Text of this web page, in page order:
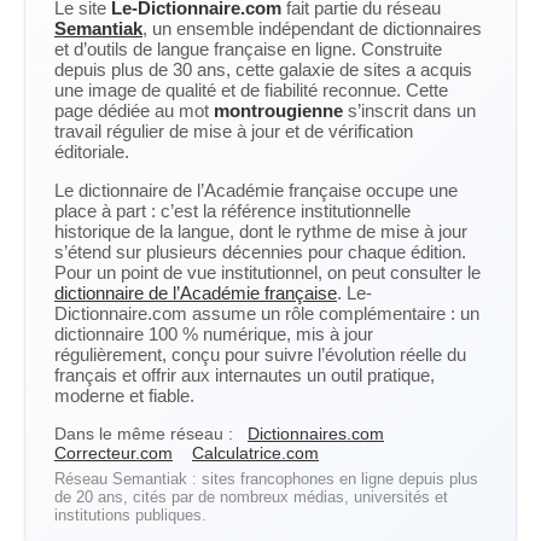
Le site Le-Dictionnaire.com fait partie du réseau
Semantiak, un ensemble indépendant de dictionnaires
et d’outils de langue française en ligne. Construite
depuis plus de 30 ans, cette galaxie de sites a acquis
une image de qualité et de fiabilité reconnue. Cette
page dédiée au mot montrougienne s’inscrit dans un
travail régulier de mise à jour et de vérification
éditoriale.
Le dictionnaire de l’Académie française occupe une
place à part : c’est la référence institutionnelle
historique de la langue, dont le rythme de mise à jour
s’étend sur plusieurs décennies pour chaque édition.
Pour un point de vue institutionnel, on peut consulter le
dictionnaire de l’Académie française. Le-
Dictionnaire.com assume un rôle complémentaire : un
dictionnaire 100 % numérique, mis à jour
régulièrement, conçu pour suivre l’évolution réelle du
français et offrir aux internautes un outil pratique,
moderne et fiable.
Dans le même réseau :
Dictionnaires.com
Correcteur.com
Calculatrice.com
Réseau Semantiak : sites francophones en ligne depuis plus
de 20 ans, cités par de nombreux médias, universités et
institutions publiques.